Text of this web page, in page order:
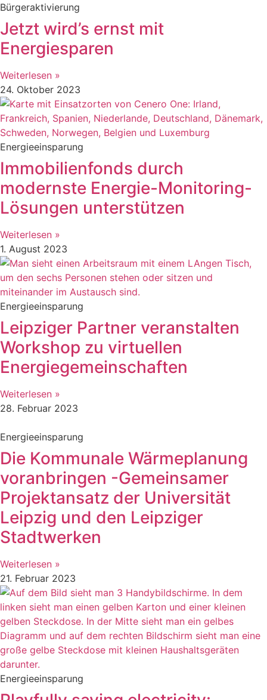
Bürgeraktivierung
Jetzt wird’s ernst mit
Energiesparen
Weiterlesen »
24. Oktober 2023
Energieeinsparung
Immobilienfonds durch
modernste Energie-Monitoring-
Lösungen unterstützen
Weiterlesen »
1. August 2023
Energieeinsparung
Leipziger Partner veranstalten
Workshop zu virtuellen
Energiegemeinschaften
Weiterlesen »
28. Februar 2023
Energieeinsparung
Die Kommunale Wärmeplanung
voranbringen -Gemeinsamer
Projektansatz der Universität
Leipzig und den Leipziger
Stadtwerken
Weiterlesen »
21. Februar 2023
Energieeinsparung